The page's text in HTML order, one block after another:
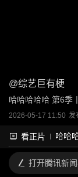
@综艺巨有梗
哈哈哈哈哈 第6季
2026-05-17 11:50 发
看正片 哈哈
打开腾讯新